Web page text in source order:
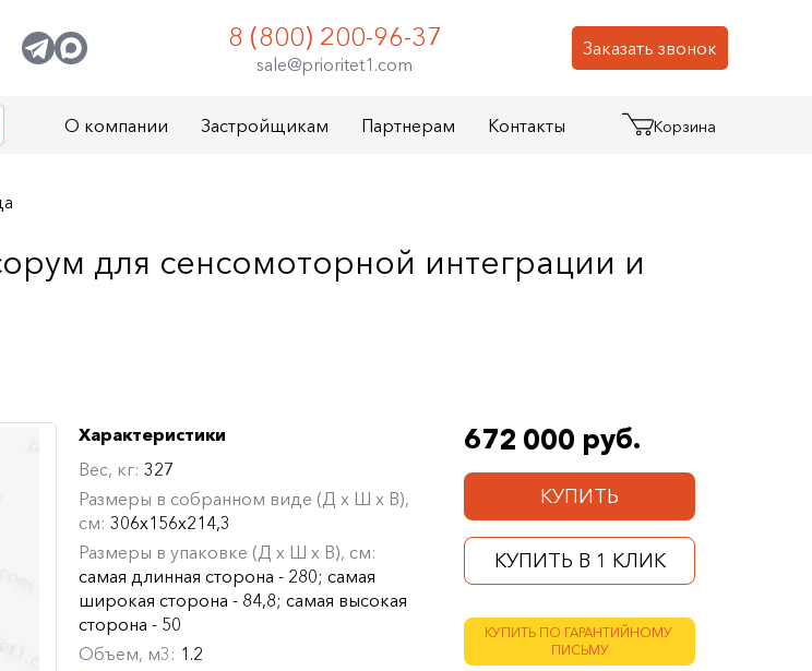
Заказать звонок
8 (800) 200-96-37
sale@prioritet1.com
О компании Застройщикам Партнерам Контакты Корзина
для сенсомоторной интеграции и
672 000 руб.
КУПИТЬ
КУПИТЬ В 1 КЛИК
КУПИТЬ ПО ГАРАНТИЙНОМУ
ПИСЬМУ
Характеристики
Вес, кг: 327
Размеры в собранном виде (Д х Ш х В),
см: 306х156х214,3
Размеры в упаковке (Д х Ш х В), см:
самая длинная сторона - 280; самая
широкая сторона - 84,8; самая высокая
сторона - 50
Объем, м3: 1.2